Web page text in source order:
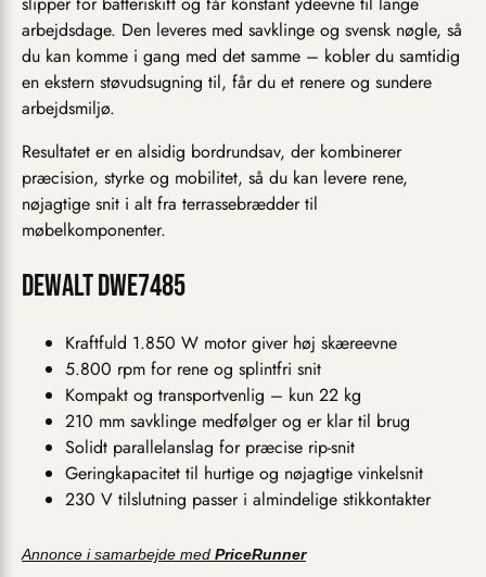
arbejdsdage. Den leveres med savklinge og svensk nøgle, så
du kan komme i gang med det samme – kobler du samtidig
en ekstern støvudsugning til, får du et renere og sundere
arbejdsmiljø.
Resultatet er en alsidig bordrundsav, der kombinerer
præcision, styrke og mobilitet, så du kan levere rene,
nøjagtige snit i alt fra terrassebrædder til
møbelkomponenter.
Dewalt DWE7485
Kraftfuld 1.850 W motor giver høj skæreevne
5.800 rpm for rene og splintfri snit
Kompakt og transportvenlig – kun 22 kg
210 mm savklinge medfølger og er klar til brug
Solidt parallelanslag for præcise rip-snit
Geringkapacitet til hurtige og nøjagtige vinkelsnit
230 V tilslutning passer i almindelige stikkontakter
Annonce i samarbejde med PriceRunner